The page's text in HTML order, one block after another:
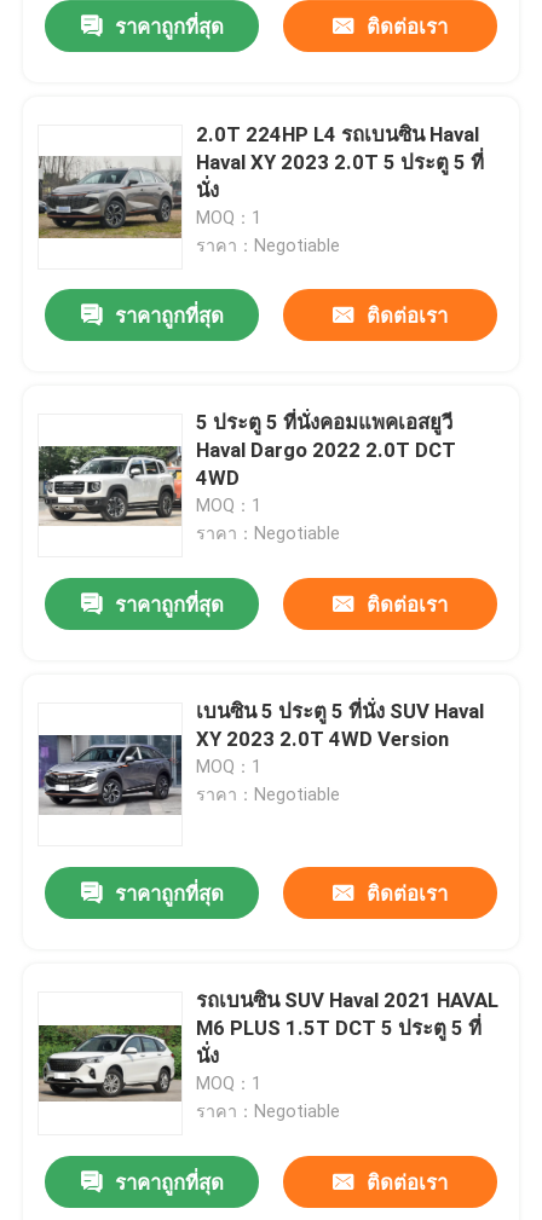
ราคาถูกที่สุด ติดต่อเรา
2.0T 224HP L4 รถเบนซิน Haval
Haval XY 2023 2.0T 5 ประตู 5 ที่
นั่ง
MOQ：1
ราคา：Negotiable
ราคาถูกที่สุด ติดต่อเรา
5 ประตู 5 ที่นั่งคอมแพคเอสยูวี
Haval Dargo 2022 2.0T DCT
4WD
MOQ：1
ราคา：Negotiable
ราคาถูกที่สุด ติดต่อเรา
เบนซิน 5 ประตู 5 ที่นั่ง SUV Haval
XY 2023 2.0T 4WD Version
MOQ：1
ราคา：Negotiable
ราคาถูกที่สุด ติดต่อเรา
รถเบนซิน SUV Haval 2021 HAVAL
M6 PLUS 1.5T DCT 5 ประตู 5 ที่
นั่ง
MOQ：1
ราคา：Negotiable
ราคาถูกที่สุด ติดต่อเรา